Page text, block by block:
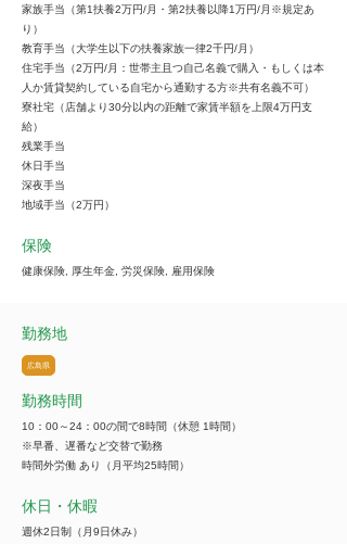
家族手当（第1扶養2万円/月・第2扶養以降1万円/月※規定あ
り）
教育手当（大学生以下の扶養家族一律2千円/月）
住宅手当（2万円/月：世帯主且つ自己名義で購入・もしくは本
人か賃貸契約している自宅から通勤する方※共有名義不可）
寮社宅（店舗より30分以内の距離で家賃半額を上限4万円支
給）
残業手当
休日手当
深夜手当
地域手当（2万円）
保険
健康保険, 厚生年金, 労災保険, 雇用保険
勤務地
広島県
勤務時間
10：00～24：00の間で8時間（休憩 1時間）
※早番、遅番など交替で勤務
時間外労働 あり（月平均25時間）
休日・休暇
週休2日制（月9日休み）